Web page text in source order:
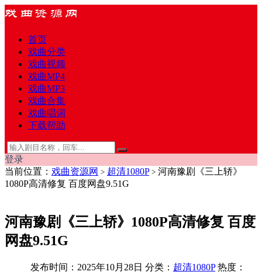
首页
戏曲分类
戏曲视频
戏曲MP4
戏曲MP3
戏曲合集
戏曲唱词
下载帮助
登录
当前位置： 戏曲资源网 > 超清1080P > 河南豫剧《三上轿》
1080P高清修复 百度网盘9.51G
河南豫剧《三上轿》1080P高清修复 百度
网盘9.51G
发布时间：2025年10月28日 分类： 超清1080P 热度：